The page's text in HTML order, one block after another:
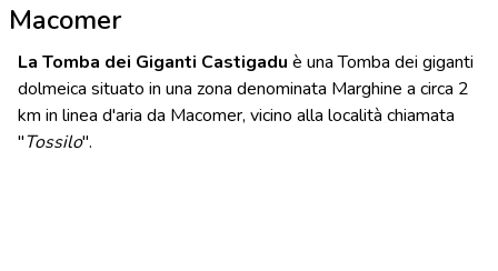
Macomer
La Tomba dei Giganti Castigadu è una Tomba dei giganti
dolmeica situato in una zona denominata Marghine a circa 2
km in linea d'aria da Macomer, vicino alla località chiamata
"Tossilo".